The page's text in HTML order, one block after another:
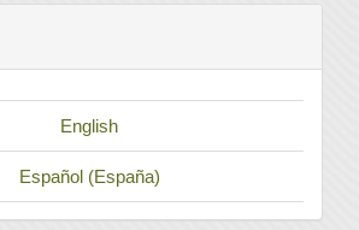
English
Español (España)